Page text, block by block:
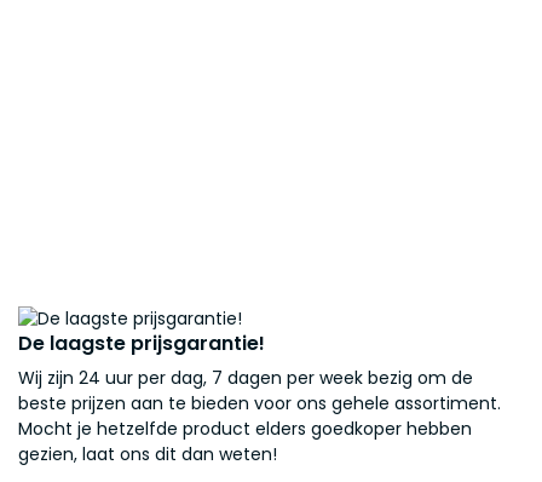
De laagste prijsgarantie!
Wij zijn 24 uur per dag, 7 dagen per week bezig om de
beste prijzen aan te bieden voor ons gehele assortiment.
Mocht je hetzelfde product elders goedkoper hebben
gezien, laat ons dit dan weten!